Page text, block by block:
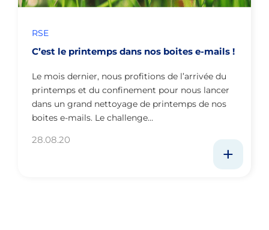
RSE
C’est le printemps dans nos boites e-mails !
Le mois dernier, nous profitions de l’arrivée du
printemps et du confinement pour nous lancer
dans un grand nettoyage de printemps de nos
boites e-mails. Le challenge…
28.08.20